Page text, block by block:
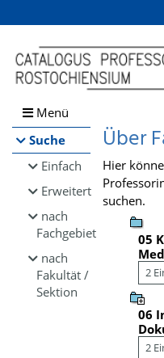
Browsen
direkt zum Inhalt
Menü
Suche
Einfach
Erweitert
nach
Fachgebiet
nach
Fakultät /
Sektion
Über
Hier
suchen.
05
2
06
2